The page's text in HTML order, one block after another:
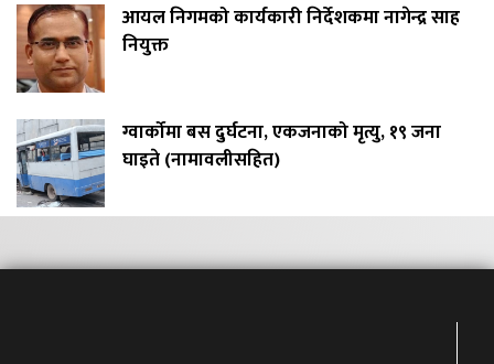
आयल निगमको कार्यकारी निर्देशकमा नागेन्द्र साह
नियुक्त
ग्वार्कोमा बस दुर्घटना, एकजनाको मृत्यु, १९ जना
घाइते (नामावलीसहित)